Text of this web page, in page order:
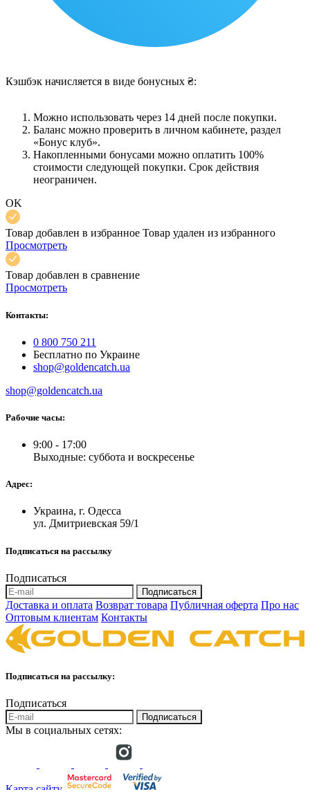
Кэшбэк начисляется в виде бонусных ₴:
Можно использовать через 14 дней после покупки.
Баланс можно проверить в личном кабинете, раздел
«Бонус клуб».
Накопленными бонусами можно оплатить 100%
стоимости следующей покупки. Срок действия
неограничен.
OK
Товар добавлен в избранное Товар удален из избранного
Просмотреть
Товар добавлен в сравнение
Просмотреть
Контакты:
0 800 750 211
Бесплатно по Украине
shop@goldencatch.ua
shop@goldencatch.ua
Рабочие часы:
9:00 - 17:00
Выходные: суббота и воскресенье
Адрес:
Украина, г. Одесса
ул. Дмитриевская 59/1
Подписаться на рассылку
Подписаться
Подписаться
Доставка и оплата Возврат товара Публичная оферта Про нас
Оптовым клиентам Контакты
Подписаться на рассылку:
Подписаться
Подписаться
Мы в социальных сетях:
Карта сайту